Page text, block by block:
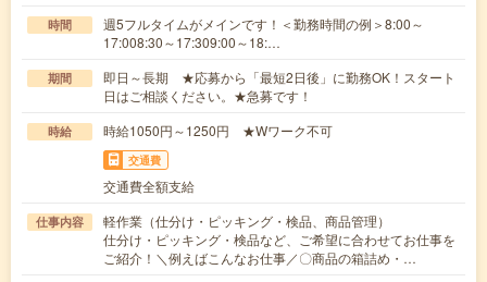
時間
週5フルタイムがメインです！＜勤務時間の例＞8:00～
17:008:30～17:309:00～18:…
期間
即日～長期 ★応募から「最短2日後」に勤務OK！スタート
日はご相談ください。★急募です！
時給 時給1050円～1250円 ★Wワーク不可
交通費
交通費全額支給
仕事内容
軽作業（仕分け・ピッキング・検品、商品管理）
仕分け・ピッキング・検品など、ご希望に合わせてお仕事を
ご紹介！＼例えばこんなお仕事／〇商品の箱詰め・…